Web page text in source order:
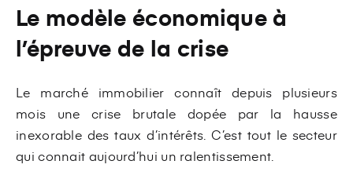
Le modèle économique à
l’épreuve de la crise
Le marché immobilier connaît depuis plusieurs
mois une crise brutale dopée par la hausse
inexorable des taux d’intérêts. C’est tout le secteur
qui connait aujourd’hui un ralentissement.